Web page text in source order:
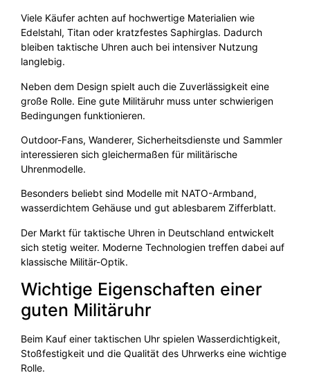
Viele Käufer achten auf hochwertige Materialien wie
Edelstahl, Titan oder kratzfestes Saphirglas. Dadurch
bleiben taktische Uhren auch bei intensiver Nutzung
langlebig.
Neben dem Design spielt auch die Zuverlässigkeit eine
große Rolle. Eine gute Militäruhr muss unter schwierigen
Bedingungen funktionieren.
Outdoor-Fans, Wanderer, Sicherheitsdienste und Sammler
interessieren sich gleichermaßen für militärische
Uhrenmodelle.
Besonders beliebt sind Modelle mit NATO-Armband,
wasserdichtem Gehäuse und gut ablesbarem Zifferblatt.
Der Markt für taktische Uhren in Deutschland entwickelt
sich stetig weiter. Moderne Technologien treffen dabei auf
klassische Militär-Optik.
Wichtige Eigenschaften einer
guten Militäruhr
Beim Kauf einer taktischen Uhr spielen Wasserdichtigkeit,
Stoßfestigkeit und die Qualität des Uhrwerks eine wichtige
Rolle.